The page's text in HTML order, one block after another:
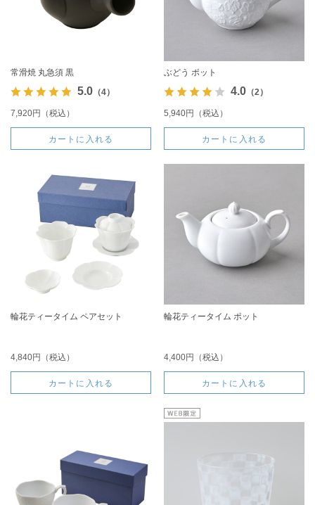
常滑焼 丸急須 黒
5.0（4）
7,920円（税込）
カートに入れる
ぶどう ポット
4.0（2）
5,940円（税込）
カートに入れる
輪花ティータイム ペアセット
4,840円（税込）
カートに入れる
輪花ティータイム ポット
4,400円（税込）
カートに入れる